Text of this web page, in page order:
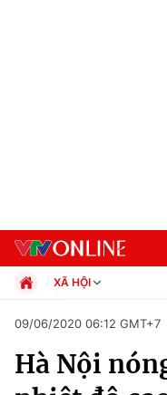
Chuyên mục
XÃ HỘI
Xã hội
Pháp luật
Kinh tế
09/06/2020 06:12 GMT+7
Hà Nội